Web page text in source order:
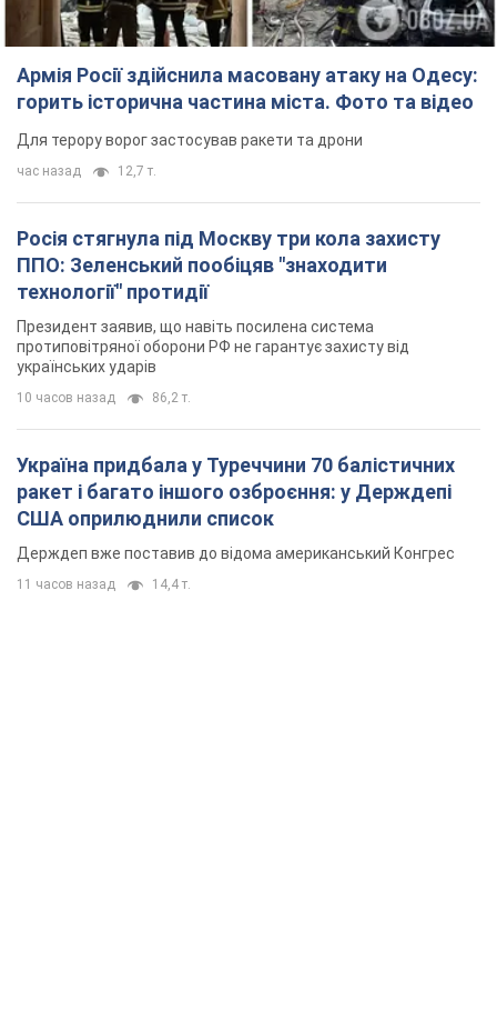
Армія Росії здійснила масовану атаку на Одесу:
горить історична частина міста. Фото та відео
Для терору ворог застосував ракети та дрони
час назад 12,7 т.
Росія стягнула під Москву три кола захисту
ППО: Зеленський пообіцяв "знаходити
технології" протидії
Президент заявив, що навіть посилена система
протиповітряної оборони РФ не гарантує захисту від
українських ударів
10 часов назад 86,2 т.
Україна придбала у Туреччини 70 балістичних
ракет і багато іншого озброєння: у Держдепі
США оприлюднили список
Держдеп вже поставив до відома американський Конгрес
11 часов назад 14,4 т.